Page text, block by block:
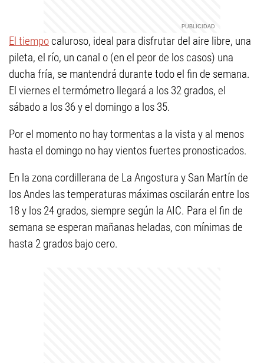
El tiempo caluroso, ideal para disfrutar del aire libre, una
pileta, el río, un canal o (en el peor de los casos) una
ducha fría, se mantendrá durante todo el fin de semana.
El viernes el termómetro llegará a los 32 grados, el
sábado a los 36 y el domingo a los 35.
Por el momento no hay tormentas a la vista y al menos
hasta el domingo no hay vientos fuertes pronosticados.
En la zona cordillerana de La Angostura y San Martín de
los Andes las temperaturas máximas oscilarán entre los
18 y los 24 grados, siempre según la AIC. Para el fin de
semana se esperan mañanas heladas, con mínimas de
hasta 2 grados bajo cero.